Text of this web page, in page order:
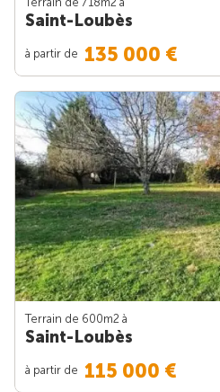
Saint-Loubès
à partir de 135 000 €
Terrain de 600m2 à
Saint-Loubès
à partir de 115 000 €